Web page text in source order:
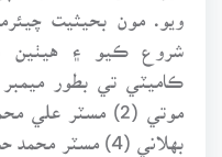
ويو. مون بحيثيت
شروع ڪيو ۽ هيٺين